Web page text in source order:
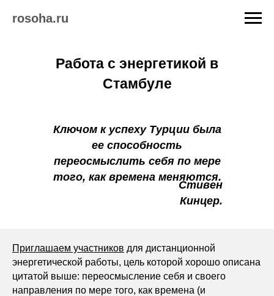
rosoha.ru
Работа с энергетикой в
Стамбуле
Ключом к успеху Турции была
ее способность
переосмыслить себя по мере
того, как времена меняются.
Стивен
Кинцер.
Приглашаем участников для дистанционной
энергетической работы, цель которой хорошо описана
цитатой выше: переосмысление себя и своего
направления по мере того, как времена (и